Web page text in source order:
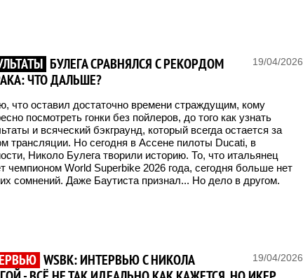
19/04/2026
БУЛЕГА СРАВНЯЛСЯ С РЕКОРДОМ
ЧТО ДАЛЬШЕ?
что оставил достаточно времени страждущим, кому
посмотреть гонки без пойлеров, до того как узнать
и всяческий бэкграунд, который всегда остается за
трансляции. Но сегодня в Ассене пилоты Ducati, в
Николо Булега творили историю. То, что итальянец
чемпионом World Superbike 2026 года, сегодня больше нет
сомнений. Даже Баутиста признал... Но дело в другом.
19/04/2026
WSBK: ИНТЕРВЬЮ С НИКОЛА